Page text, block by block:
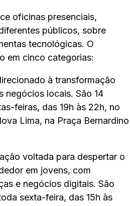
oficinas presenciais,
públicos, sobre
tecnológicas. O
em cinco categorias:
à transformação
negócios locais. São 14
feiras, das 19h às 22h, no
Lima, na Praça Bernardino
voltada para despertar o
em jovens, com
e negócios digitais. São
sexta-feira, das 15h às